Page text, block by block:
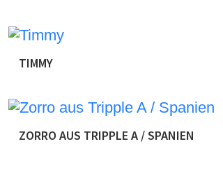
Hunde liebevoll umsorgt und
TIMMY
keinen Tierarzt mehr besuchte
ZORRO AUS TRIPPLE A / SPANIEN